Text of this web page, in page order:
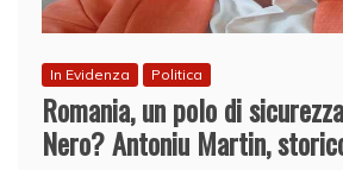
In Evidenza Politica
Romania, un polo di
Nero? Antoniu Martin,